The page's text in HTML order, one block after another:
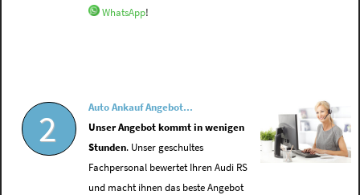
WhatsApp!
2
Auto Ankauf Angebot...
Unser Angebot kommt in wenigen
Stunden. Unser geschultes
Fachpersonal bewertet Ihren Audi RS
und macht ihnen das beste Angebot